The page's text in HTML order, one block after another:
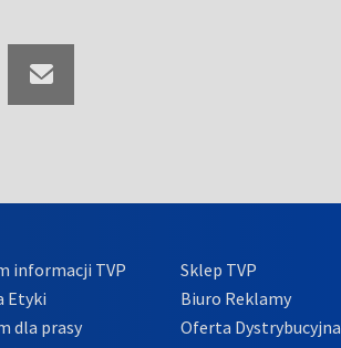
informacji TVP
Etyki
dla prasy
Sklep TVP
Biuro Reklamy
Oferta Dystrybucyjna